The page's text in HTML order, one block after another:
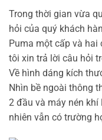
Trong thời gian vừa
hỏi của quý khách
Puma một cấp và
tôi xin trả lời câu hỏi
Về hình dáng kích
Nhìn bề ngoài thông
2 đầu và máy nén khí
nhiên vẫn có trường